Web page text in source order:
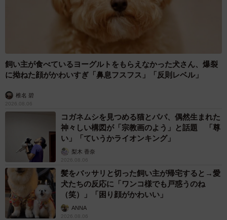
飼い主が食べているヨーグルトをもらえなかった犬さん、爆裂
に拗ねた顔がかわいすぎ「鼻息フスフス」「反則レベル」
椎名 碧
2026.08.06
コガネムシを見つめる猫とパパ、偶然生まれた
神々しい構図が「宗教画のよう」と話題 「尊
い」「ていうかライオンキング」
梨木 香奈
2026.08.06
髪をバッサリと切った飼い主が帰宅すると→愛
犬たちの反応に「ワンコ様でも戸惑うのね
（笑）」「困り顔がかわいい」
ANNA
2026.08.06